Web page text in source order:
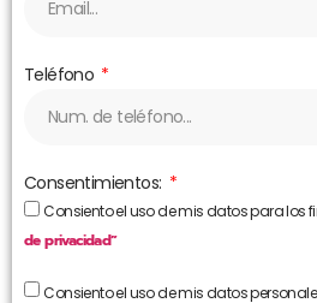
Teléfono
Consentimientos:
Consiento el uso de mis datos para los
de privacidad”
Consiento el uso de mis datos